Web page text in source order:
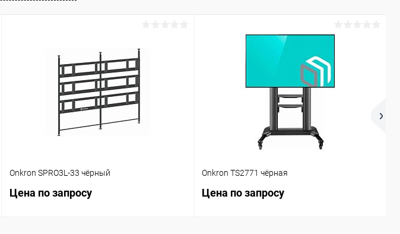
Onkron SPRO3L-33 чёрный
Цена по запросу
Onkron TS2771 чёрная
Цена по запросу